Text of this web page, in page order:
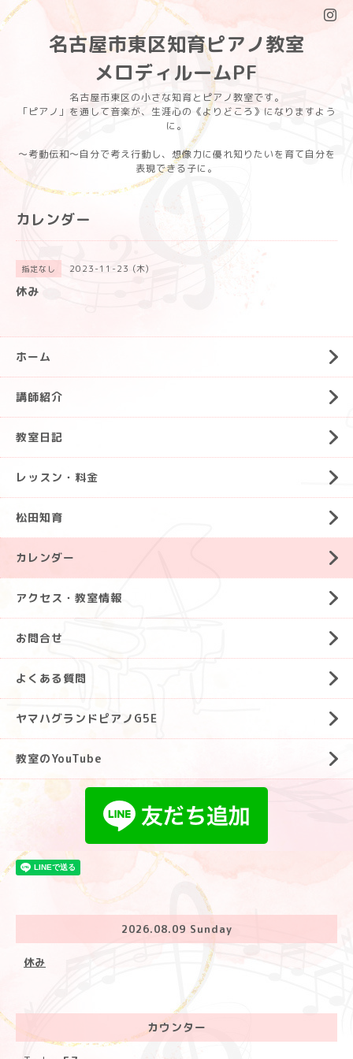
名古屋市東区知育ピアノ教室
メロディルームPF
名古屋市東区の小さな知育とピアノ教室です。
「ピアノ」を通して音楽が、生涯心の《よりどころ》になりますよう
に。
〜考動伝和〜自分で考え行動し、想像力に優れ知りたいを育て自分を
表現できる子に。
カレンダー
指定なし 2023-11-23 (木)
休み
ホーム
講師紹介
教室日記
レッスン・料金
松田知育
カレンダー
アクセス・教室情報
お問合せ
よくある質問
ヤマハグランドピアノG5E
教室のYouTube
2026.08.09 Sunday
休み
カウンター